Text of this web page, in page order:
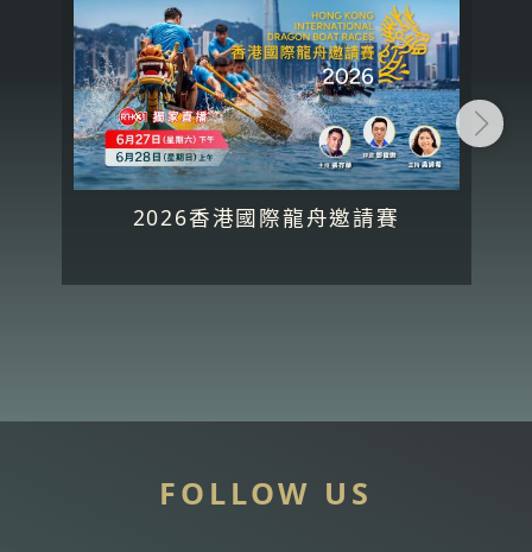
2026香港國際龍舟邀請賽
FOLLOW US